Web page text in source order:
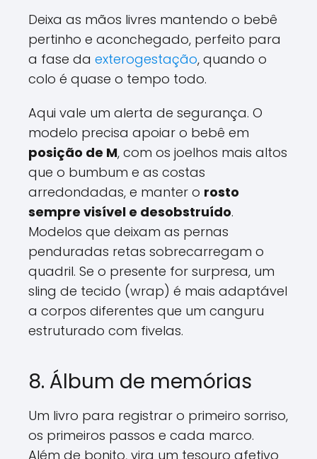
Deixa as mãos livres mantendo o bebê
pertinho e aconchegado, perfeito para
a fase da exterogestação, quando o
colo é quase o tempo todo.
Aqui vale um alerta de segurança. O
modelo precisa apoiar o bebê em
posição de M, com os joelhos mais altos
que o bumbum e as costas
arredondadas, e manter o rosto
sempre visível e desobstruído.
Modelos que deixam as pernas
penduradas retas sobrecarregam o
quadril. Se o presente for surpresa, um
sling de tecido (wrap) é mais adaptável
a corpos diferentes que um canguru
estruturado com fivelas.
8. Álbum de memórias
Um livro para registrar o primeiro sorriso,
os primeiros passos e cada marco.
Além de bonito, vira um tesouro afetivo